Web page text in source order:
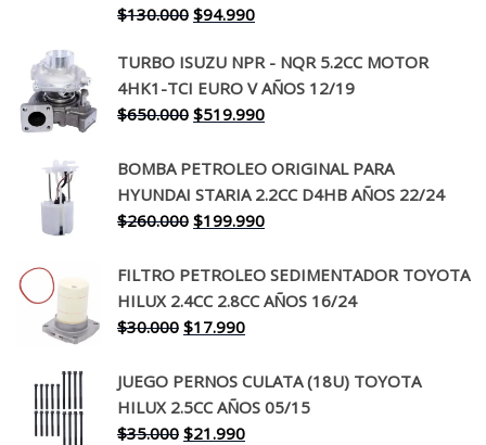
$130.000 El
original
era:
$130.000.
$94.990El
actual
es:
$94.990.
TURBO ISUZU NPR - NQR 5.2CC MOTOR
4HK1-TCI EURO V AÑOS 12/19
$650.000 El
original
era:
$650.000.
$519.990El
actual
es:
$519.990.
BOMBA PETROLEO ORIGINAL PARA
HYUNDAI STARIA 2.2CC D4HB AÑOS 22/24
$260.000 El
original
era:
$260.000.
$199.990El
actual
es:
FILTRO PETROLEO SEDIMENTADOR TOYOTA
HILUX 2.4CC 2.8CC AÑOS 16/24
$30.000 El
original
era:
$30.000.
$17.990El
actual
es:
$17.990.
JUEGO PERNOS CULATA (18U) TOYOTA
HILUX 2.5CC AÑOS 05/15
$35.000 El
$21.990El